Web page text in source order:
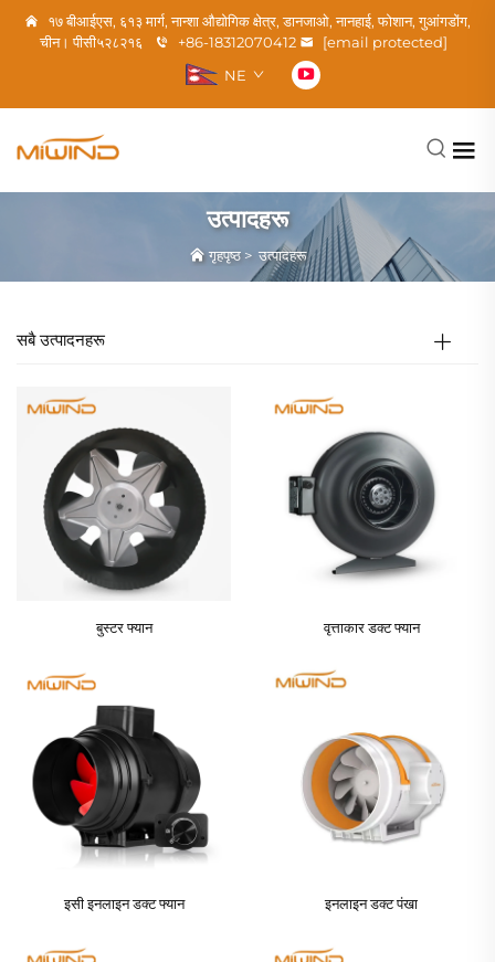
१७ बीआईएस, ६१३ मार्ग, नान्शा औद्योगिक क्षेत्र, डानजाओ, नानहाई, फोशान, गुआंगडोंग,
चीन। पीसी५२८२१६
+86-18312070412
[email protected]
NE
उत्पादहरू
गृहपृष्ठ > उत्पादहरू
सबै उत्पादनहरू
बुस्टर फ्यान वृत्ताकार डक्ट फ्यान
इसी इनलाइन डक्ट फ्यान इनलाइन डक्ट पंखा